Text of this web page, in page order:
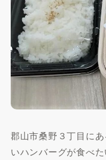
郡山市桑野３丁目に
いハンバーグが食べた